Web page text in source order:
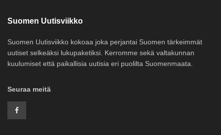
Suomen Uutisviikko
Suomen Uutisviikko kokoaa joka perjantai Suomen tärkeimmät
uutiset selkeäksi lukupaketiksi. Kerromme sekä valtakunnan
kuulumiset että paikallisia uutisia eri puolilta Suomenmaata.
Seuraa meitä